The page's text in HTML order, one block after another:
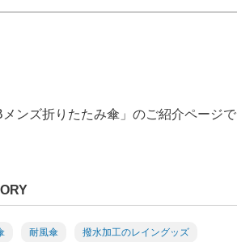
メンズ折りたたみ傘」のご紹介ページで
耐風傘 撥水加工のレイングッズ